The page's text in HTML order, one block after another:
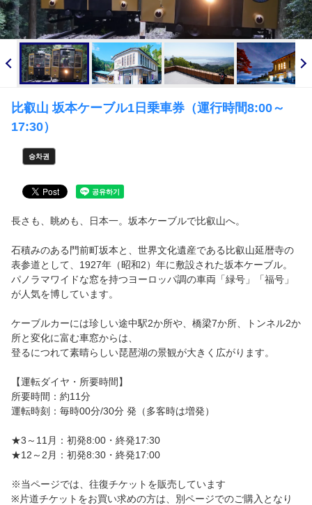
지역으로 찾기
도쿄
안내
회원 약관
개인 정보 보호 정책
공지사항
E-티켓 이용 방법
로그인/예약 확인
언어
日本語
English
繁體中文
한국어
比叡山 坂本ケーブル1日乗車券（運行時間8:00～
17:30）
승차권
長さも、眺めも、日本一。坂本ケーブルで比叡山へ。
石積みのある門前町坂本と、世界文化遺産である比叡山延暦寺の
表参道として、1927年（昭和2）年に敷設された坂本ケーブル。
パノラマワイドな窓を持つヨーロッパ調の車両「緑号」「福号」
が人気を博しています。
ケーブルカーには珍しい途中駅2か所や、橋梁7か所、トンネル2か
所と変化に富む車窓からは、
登るにつれて素晴らしい琵琶湖の景観が大きく広がります。
【運転ダイヤ・所要時間】
所要時間：約11分
運転時刻：毎時00分/30分 発（多客時は増発）
★3～11月：初発8:00・終発17:30
★12～2月：初発8:30・終発17:00
※当ページでは、往復チケットを販売しています
※片道チケットをお買い求めの方は、別ページでのご購入となり